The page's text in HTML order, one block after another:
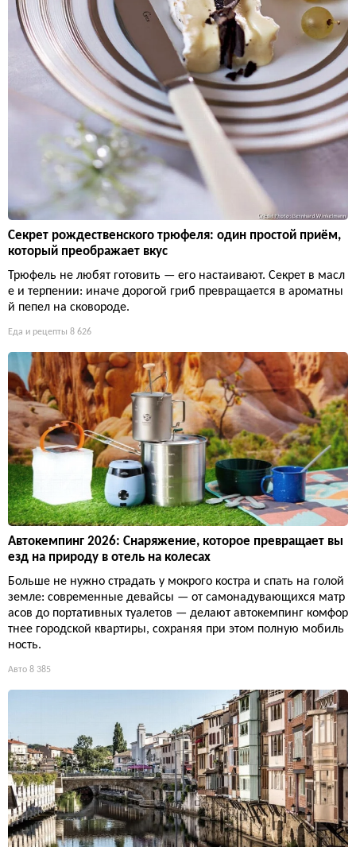
Секрет рождественского трюфеля: один простой приём,
который преображает вкус
Трюфель не любят готовить — его настаивают. Секрет в масл
е и терпении: иначе дорогой гриб превращается в ароматны
й пепел на сковороде.
Еда и рецепты 8 626
Автокемпинг 2026: Снаряжение, которое превращает вы
езд на природу в отель на колесах
Больше не нужно страдать у мокрого костра и спать на голой
земле: современные девайсы — от самонадувающихся матр
асов до портативных туалетов — делают автокемпинг комфор
тнее городской квартиры, сохраняя при этом полную мобиль
ность.
Авто 8 385